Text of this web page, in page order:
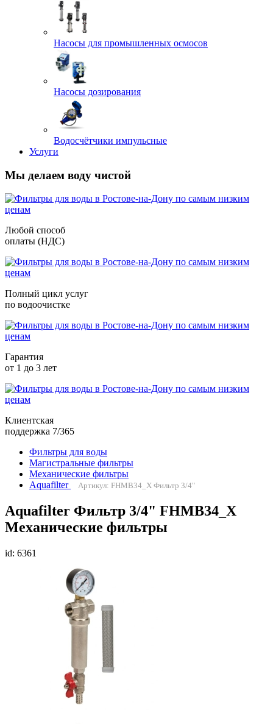
Насосы для промышленных осмосов
Насосы дозирования
Водосчётчики импульсные
Услуги
Мы делаем воду чистой
Любой способ
оплаты (НДС)
Полный цикл услуг
по водоочистке
Гарантия
от 1 до 3 лет
Клиентская
поддержка 7/365
Фильтры для воды
Магистральные фильтры
Механические фильтры
Aquafilter
Артикул: FHMB34_X Фильтр 3/4"
Aquafilter Фильтр 3/4" FHMB34_X
Механические фильтры
id: 6361